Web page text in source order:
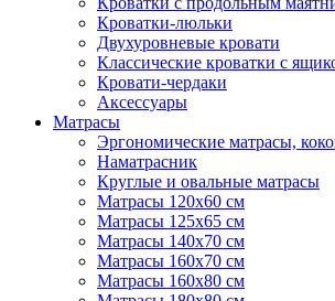
Кроватки-люльки
Двухуровневые кровати
Классические кроватки с
Кровати-чердаки
Аксессуары
Матрасы
Эргономические матрасы,
Наматрасник
Круглые и овальные матрасы
Матрасы 120х60 см
Матрасы 125х65 см
Матрасы 140х70 см
Матрасы 160х70 см
Матрасы 160х80 см